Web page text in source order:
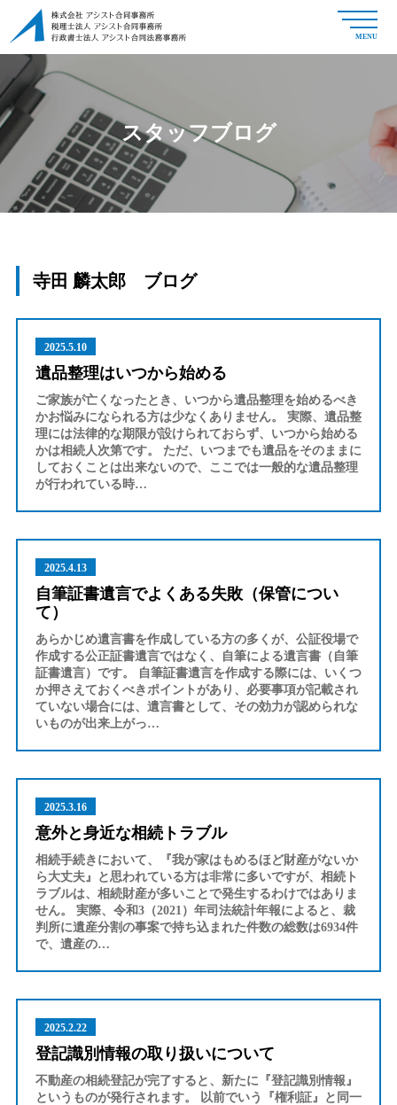
MENU
スタッフブログ
寺田 麟太郎 ブログ
2025.5.10
遺品整理はいつから始める
ご家族が亡くなったとき、いつから遺品整理を始めるべき
かお悩みになられる方は少なくありません。 実際、遺品整
理には法律的な期限が設けられておらず、いつから始める
かは相続人次第です。 ただ、いつまでも遺品をそのままに
しておくことは出来ないので、ここでは一般的な遺品整理
が行われている時…
2025.4.13
自筆証書遺言でよくある失敗（保管につい
て）
あらかじめ遺言書を作成している方の多くが、公証役場で
作成する公正証書遺言ではなく、自筆による遺言書（自筆
証書遺言）です。 自筆証書遺言を作成する際には、いくつ
か押さえておくべきポイントがあり、必要事項が記載され
ていない場合には、遺言書として、その効力が認められな
いものが出来上がっ…
2025.3.16
意外と身近な相続トラブル
相続手続きにおいて、『我が家はもめるほど財産がないか
ら大丈夫』と思われている方は非常に多いですが、相続ト
ラブルは、相続財産が多いことで発生するわけではありま
せん。 実際、令和3（2021）年司法統計年報によると、裁
判所に遺産分割の事案で持ち込まれた件数の総数は6934件
で、遺産の…
2025.2.22
登記識別情報の取り扱いについて
不動産の相続登記が完了すると、新たに『登記識別情報』
というものが発行されます。 以前でいう『権利証』と同一